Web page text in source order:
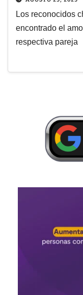
Los reconocidos
encontrado el
respectiva pareja